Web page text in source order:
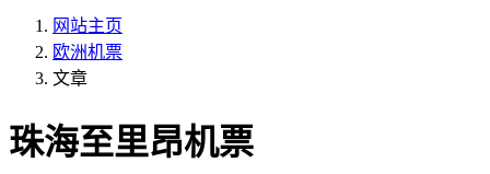
网站主页
欧洲机票
文章
珠海至里昂机票